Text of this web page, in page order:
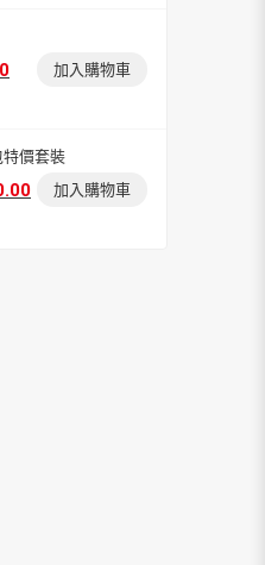
加入購物車
特價套裝
加入購物車